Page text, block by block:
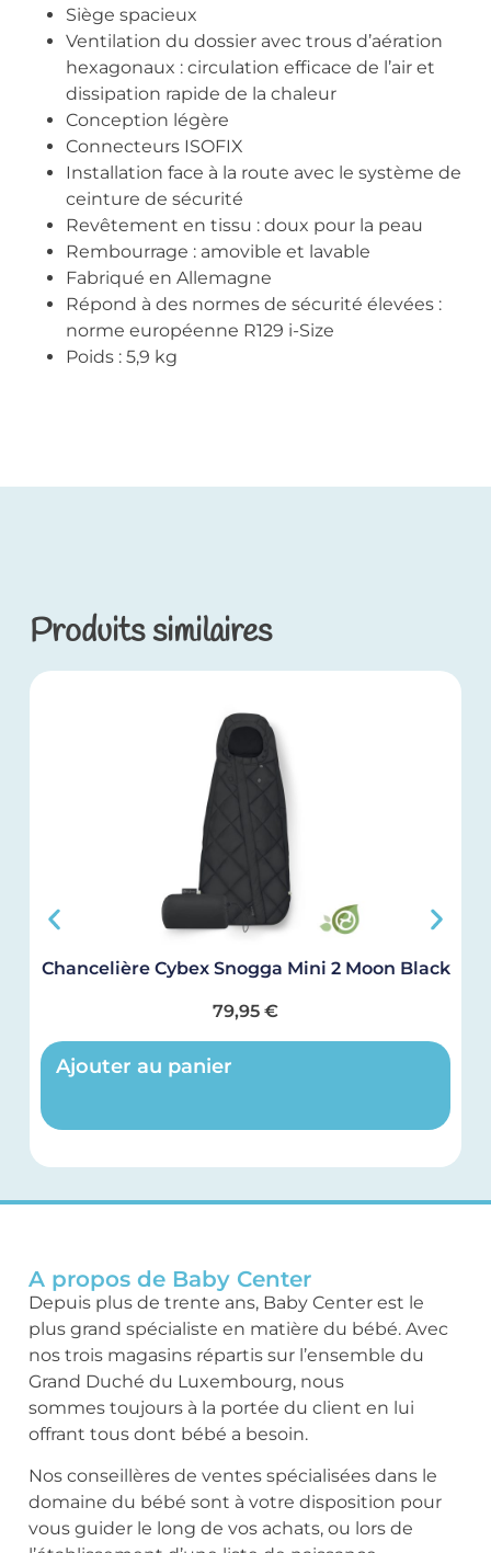
Siège spacieux
Ventilation du dossier avec trous d’aération
hexagonaux : circulation efficace de l’air et
dissipation rapide de la chaleur
Conception légère
Connecteurs ISOFIX
Installation face à la route avec le système de
ceinture de sécurité
Revêtement en tissu : doux pour la peau
Rembourrage : amovible et lavable
Fabriqué en Allemagne
Répond à des normes de sécurité élevées :
norme européenne R129 i-Size
Poids : 5,9 kg
Produits similaires
Chancelière Cybex Snogga Mini 2 Moon Black
79,95 €
Ajouter au panier
A propos de Baby Center
Depuis plus de trente ans, Baby Center est le
plus grand spécialiste en matière du bébé. Avec
nos trois magasins répartis sur l’ensemble du
Grand Duché du Luxembourg, nous
sommes toujours à la portée du client en lui
offrant tous dont bébé a besoin.
Nos conseillères de ventes spécialisées dans le
domaine du bébé sont à votre disposition pour
vous guider le long de vos achats, ou lors de